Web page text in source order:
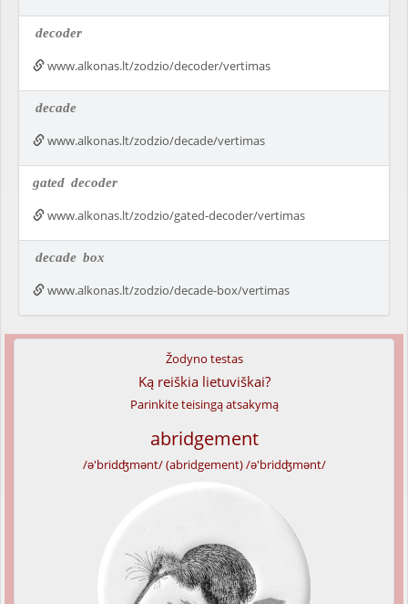
decoder
www.alkonas.lt/zodzio/decoder/vertimas
decade
www.alkonas.lt/zodzio/decade/vertimas
gated decoder
www.alkonas.lt/zodzio/gated-decoder/vertimas
decade box
www.alkonas.lt/zodzio/decade-box/vertimas
Žodyno testas
Ką reiškia lietuviškai?
Parinkite teisingą atsakymą
abridgement
/ə'bridʤmənt/ (abridgement) /ə'bridʤmənt/